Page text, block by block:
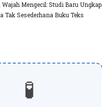
Wajah Mengecil: Studi Baru Ungkap
Tak Sesederhana Buku Teks
🧪